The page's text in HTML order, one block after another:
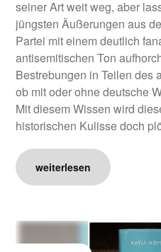
seiner Art weit weg, aber
jüngsten Äußerungen aus
Partei mit einem deutlich
antisemitischen Ton
Bestrebungen in Teilen des
ob mit oder ohne deutsche
Mit diesem Wissen wird
historischen Kulisse doch
weiterlesen